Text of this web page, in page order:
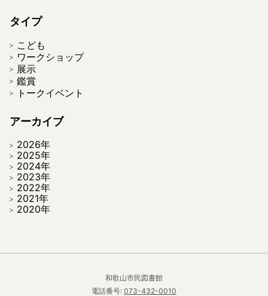
タイプ
こども
ワークショップ
展示
鑑賞
トークイベント
アーカイブ
2026年
2025年
2024年
2023年
2022年
2021年
2020年
和歌山市民図書館
電話番号: 073-432-0010